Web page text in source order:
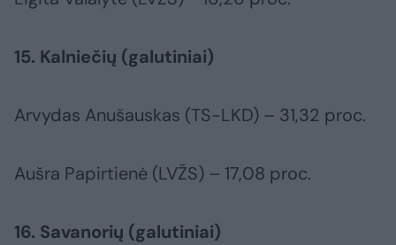
15. Kalniečių (galutiniai)
Arvydas Anušauskas (TS-LKD) – 31,32 proc.
Aušra Papirtienė (LVŽS) – 17,08 proc.
16. Savanorių (galutiniai)